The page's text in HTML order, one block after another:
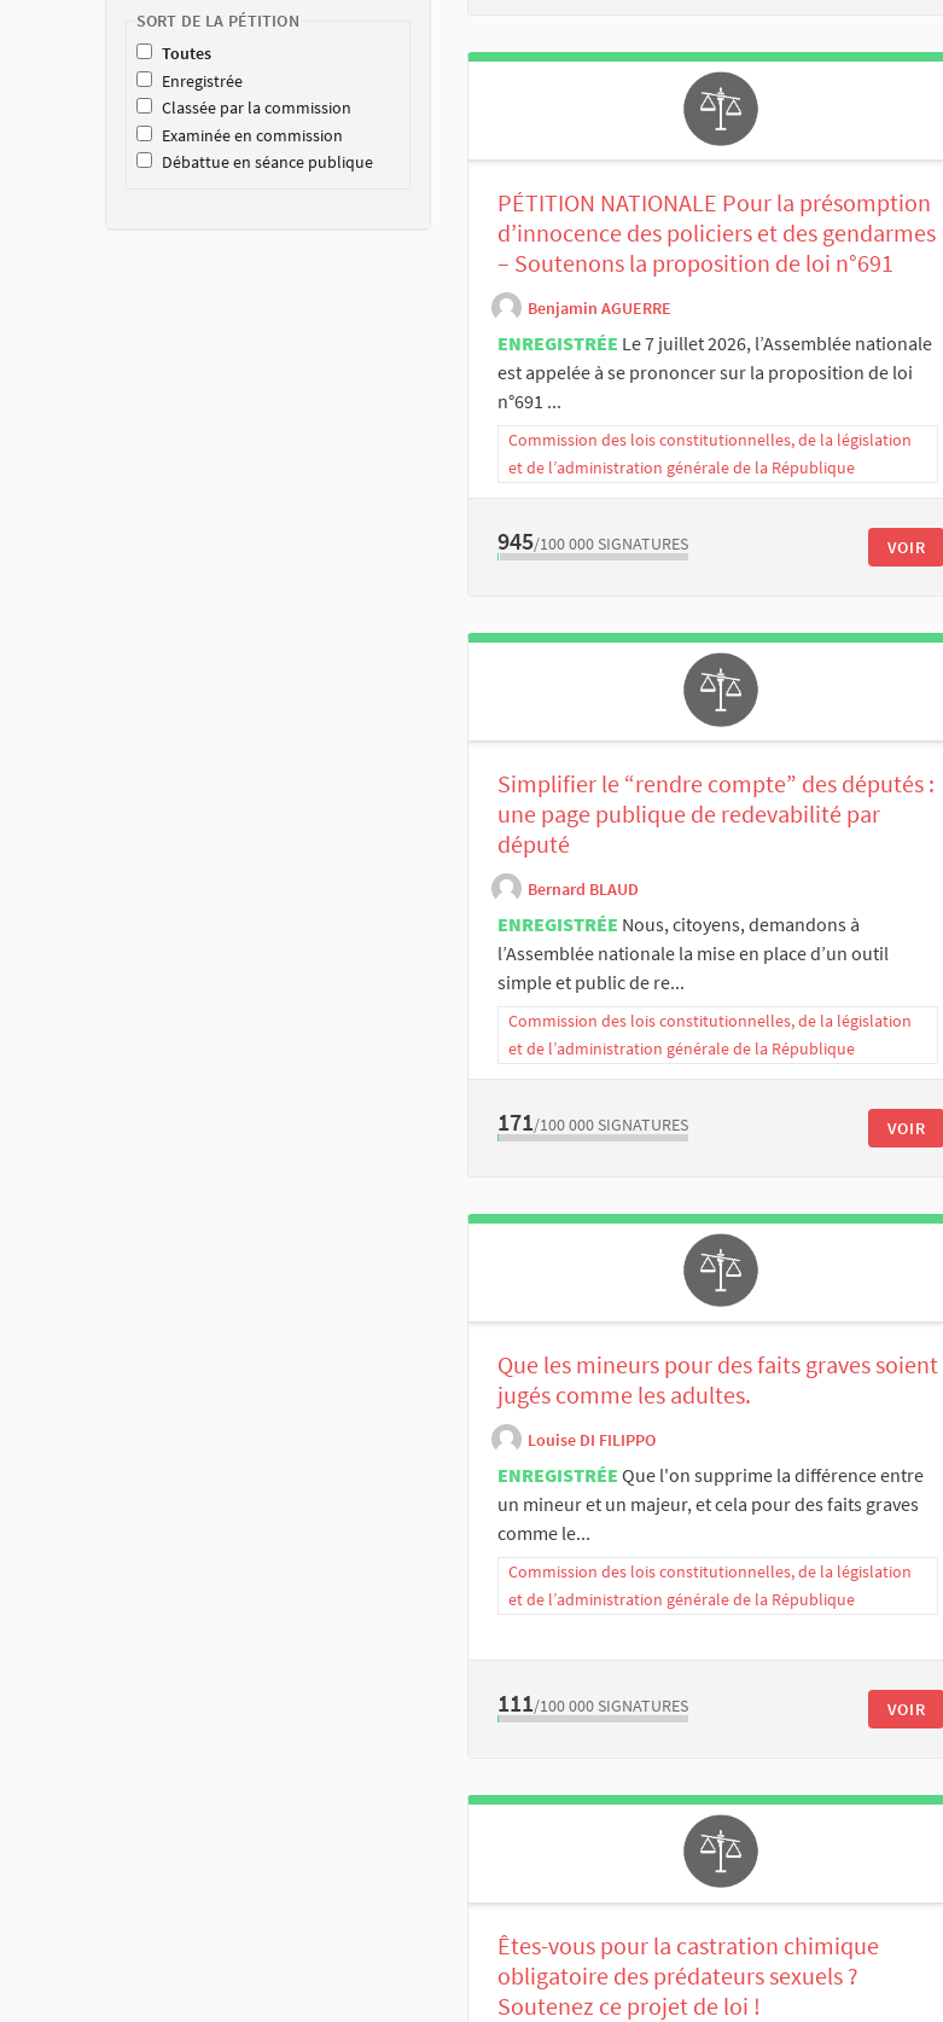
SORT DE LA PÉTITION
Toutes
Enregistrée
Classée par la commission
Examinée en commission
Débattue en séance publique
PÉTITION NATIONALE Pour la présomption
d’innocence des policiers et des gendarmes
– Soutenons la proposition de loi n°691
Benjamin AGUERRE
ENREGISTRÉE Le 7 juillet 2026, l’Assemblée nationale
est appelée à se prononcer sur la proposition de loi
n°691 ...
Commission des lois constitutionnelles, de la législation
et de l’administration générale de la République
945/100 000 SIGNATURES VOIR
Simplifier le “rendre compte” des députés :
une page publique de redevabilité par
député
Bernard BLAUD
ENREGISTRÉE Nous, citoyens, demandons à
l’Assemblée nationale la mise en place d’un outil
simple et public de re...
Commission des lois constitutionnelles, de la législation
et de l’administration générale de la République
171/100 000 SIGNATURES VOIR
Que les mineurs pour des faits graves soient
jugés comme les adultes.
Louise DI FILIPPO
ENREGISTRÉE Que l'on supprime la différence entre
un mineur et un majeur, et cela pour des faits graves
comme le...
Commission des lois constitutionnelles, de la législation
et de l’administration générale de la République
111/100 000 SIGNATURES VOIR
Êtes-vous pour la castration chimique
obligatoire des prédateurs sexuels ?
Soutenez ce projet de loi !